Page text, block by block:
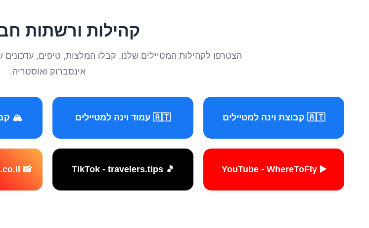
קהילות ורשתות
הצטרפו לקהילות המטיילים שלנו, קבלו המלצות, טיפים, עדכונים
אינסברוק ואוסטריה.
🇦🇹 קבוצת וינה למטיילים 🇦🇹 עמוד וינה למטיילים 🏔️
▶️ YouTube - WhereToFly
🎵 TikTok - travelers.tips
📸 Instagram - travelers.co.il